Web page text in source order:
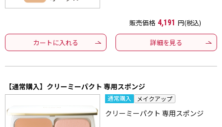
販売価格 4,191 円(税込)
カートに入れる 詳細を見る
【通常購入】クリーミーパクト 専用スポンジ
通常購入 メイクアップ
クリーミーパクト 専用スポンジ